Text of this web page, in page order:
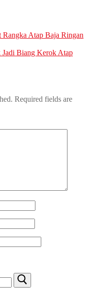
Rangka Atap Baja Ringan
Jadi Biang Kerok Atap
Required fields are